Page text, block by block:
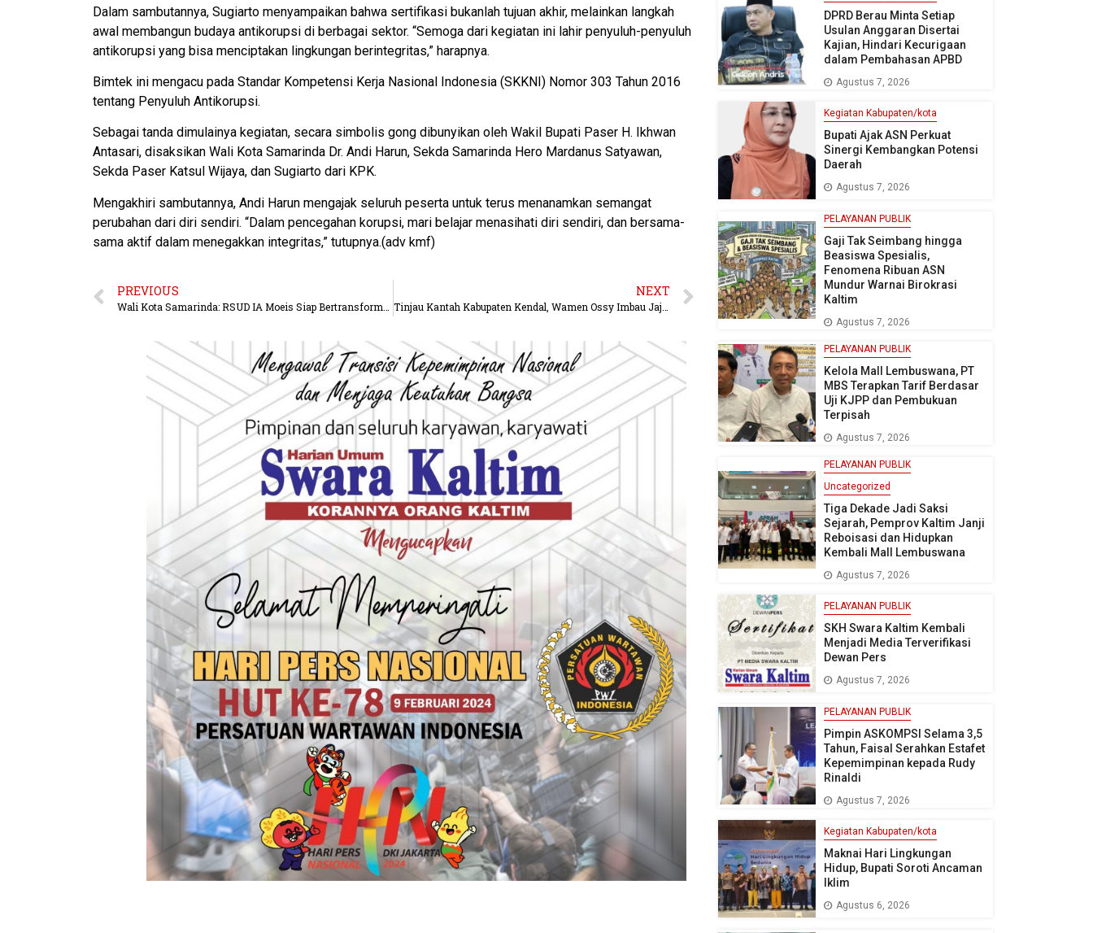
Dalam sambutannya, Sugiarto menyampaikan bahwa sertifikasi bukanlah tujuan akhir, melainkan langkah
awal membangun budaya antikorupsi di berbagai sektor. “Semoga dari kegiatan ini lahir penyuluh-penyuluh
antikorupsi yang bisa menciptakan lingkungan berintegritas,” harapnya.
Bimtek ini mengacu pada Standar Kompetensi Kerja Nasional Indonesia (SKKNI) Nomor 303 Tahun 2016
tentang Penyuluh Antikorupsi.
Sebagai tanda dimulainya kegiatan, secara simbolis gong dibunyikan oleh Wakil Bupati Paser H. Ikhwan
Antasari, disaksikan Wali Kota Samarinda Dr. Andi Harun, Sekda Samarinda Hero Mardanus Satyawan,
Sekda Paser Katsul Wijaya, dan Sugiarto dari KPK.
Mengakhiri sambutannya, Andi Harun mengajak seluruh peserta untuk terus menanamkan semangat
perubahan dari diri sendiri. “Dalam pencegahan korupsi, mari belajar menasihati diri sendiri, dan bersama-
sama aktif dalam menegakkan integritas,” tutupnya.(adv kmf)
PREVIOUS NEXT
DPRD Berau Minta Setiap
Usulan Anggaran Disertai
Kajian, Hindari Kecurigaan
dalam Pembahasan APBD
Agustus 7, 2026
Kegiatan Kabupaten/kota
Bupati Ajak ASN Perkuat
Sinergi Kembangkan Potensi
Daerah
Agustus 7, 2026
PELAYANAN PUBLIK
Gaji Tak Seimbang hingga
Beasiswa Spesialis,
Fenomena Ribuan ASN
Mundur Warnai Birokrasi
Kaltim
Agustus 7, 2026
PELAYANAN PUBLIK
Kelola Mall Lembuswana, PT
MBS Terapkan Tarif Berdasar
Uji KJPP dan Pembukuan
Terpisah
Agustus 7, 2026
PELAYANAN PUBLIK
Uncategorized
Tiga Dekade Jadi Saksi
Sejarah, Pemprov Kaltim Janji
Reboisasi dan Hidupkan
Kembali Mall Lembuswana
Agustus 7, 2026
PELAYANAN PUBLIK
SKH Swara Kaltim Kembali
Menjadi Media Terverifikasi
Dewan Pers
Agustus 7, 2026
PELAYANAN PUBLIK
Pimpin ASKOMPSI Selama 3,5
Tahun, Faisal Serahkan Estafet
Kepemimpinan kepada Rudy
Rinaldi
Agustus 7, 2026
Kegiatan Kabupaten/kota
Maknai Hari Lingkungan
Hidup, Bupati Soroti Ancaman
Iklim
Agustus 6, 2026